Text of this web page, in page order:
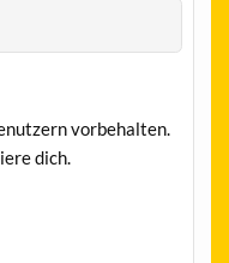
vorbehalten.
dich.